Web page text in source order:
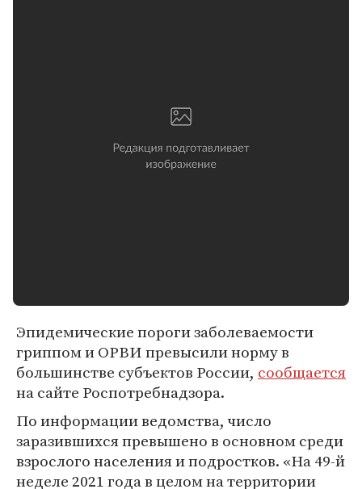
Эпидемические пороги заболеваемости
гриппом и ОРВИ превысили норму в
большинстве субъектов России, сообщается
на сайте Роспотребнадзора.
По информации ведомства, число
заразившихся превышено в основном среди
взрослого населения и подростков. «На 49-й
неделе 2021 года в целом на территории